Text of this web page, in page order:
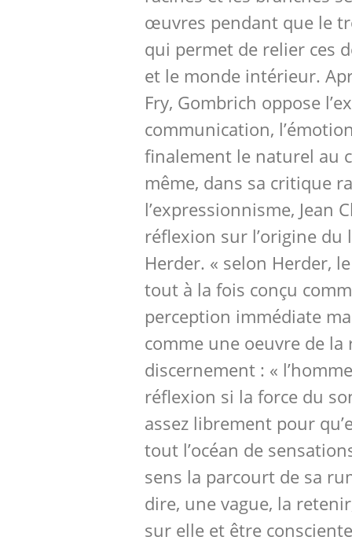
œuvres pendant que le
qui permet de relier ces
et le monde intérieur.
Fry, Gombrich oppose
communication,
finalement le naturel au
même, dans sa critique
l’expressionnisme, Jean
réflexion sur l’origine du
Herder. « selon Herder,
tout à la fois conçu
perception immédiate
comme une oeuvre de la
discernement : «
réflexion si la force du
assez librement pour
tout l’océan de
sens la parcourt de sa
dire, une vague, la
sur elle et être